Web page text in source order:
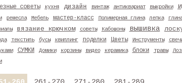
советы кухня дизайн винтаж антиквариат выкройки
ремесла Мебель мастер-класс Полимерная глина лепка
вязание крючком советы Кабошоны вышивка
текстиль бусы квиллинг поделки Цветы Инструменты
СУМКИ Домики корзины видео керамика блоки травы